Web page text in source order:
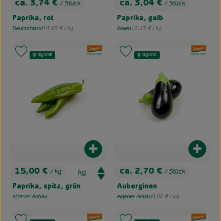
ca. 3,74 €/ Stück
Paprika, rot
Deutschland, Referenzpreis:
14,95 € / kg
ca. 3,04 €/ Stück
Paprika, gelb
, Herkunft:
Italien, Referenzpreis:
12,15 € / kg
15,00 €/ kg
Paprika, spitz, grün
, Herkunft:
eigener Anbau
Produkt zum Warenkorb hinzufügen
, Verband:
, Kontrollstelle:
DE-ÖKO-022
regional
Produkt zu Favouriten hinzufügen
ca. 2,70 €/ Stück
Auberginen
, Herkunft:
eigener Anbau, Referenzpreis:
9,80 € / kg
, Verband:
, Kontrollstelle:
DE-ÖKO-022
regional
Produkt zu Favouriten hinzufügen
, Verband: , Verband: